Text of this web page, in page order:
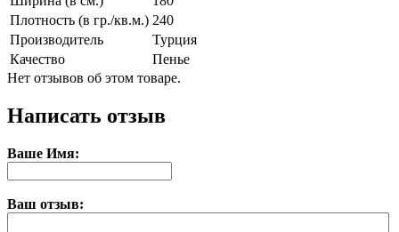
Плотность (в гр./кв.м.) 240
Производитель
Турция
Качество
Пенье
Нет отзывов об этом товаре.
Написать отзыв
Ваше Имя:
Ваш отзыв: